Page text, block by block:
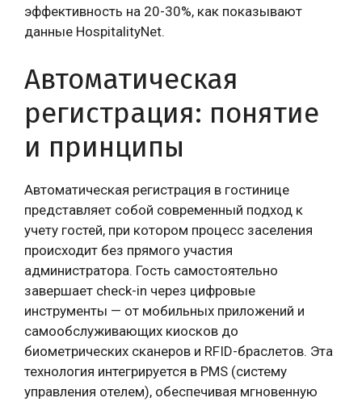
эффективность на 20-30%, как показывают
данные HospitalityNet.
Автоматическая
регистрация: понятие
и принципы
Автоматическая регистрация в гостинице
представляет собой современный подход к
учету гостей, при котором процесс заселения
происходит без прямого участия
администратора. Гость самостоятельно
завершает check-in через цифровые
инструменты — от мобильных приложений и
самообслуживающих киосков до
биометрических сканеров и RFID-браслетов. Эта
технология интегрируется в PMS (систему
управления отелем), обеспечивая мгновенную